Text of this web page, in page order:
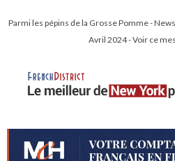
Parmi les pépins de la Grosse Pomme -
Avril 2024 - Voir ce